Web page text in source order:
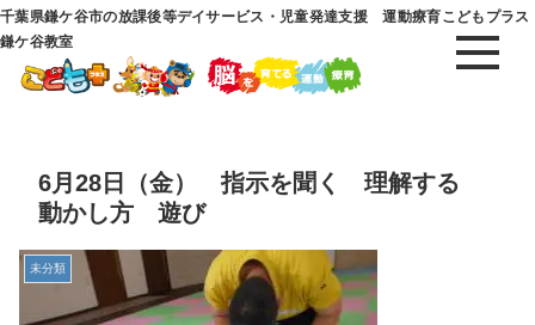
千葉県鎌ケ谷市の放課後等デイサービス・児童発達支援 運動療育こどもプラス
鎌ケ谷教室
6月28日（金） 指示を聞く 理解する
動かし方 遊び
未分類